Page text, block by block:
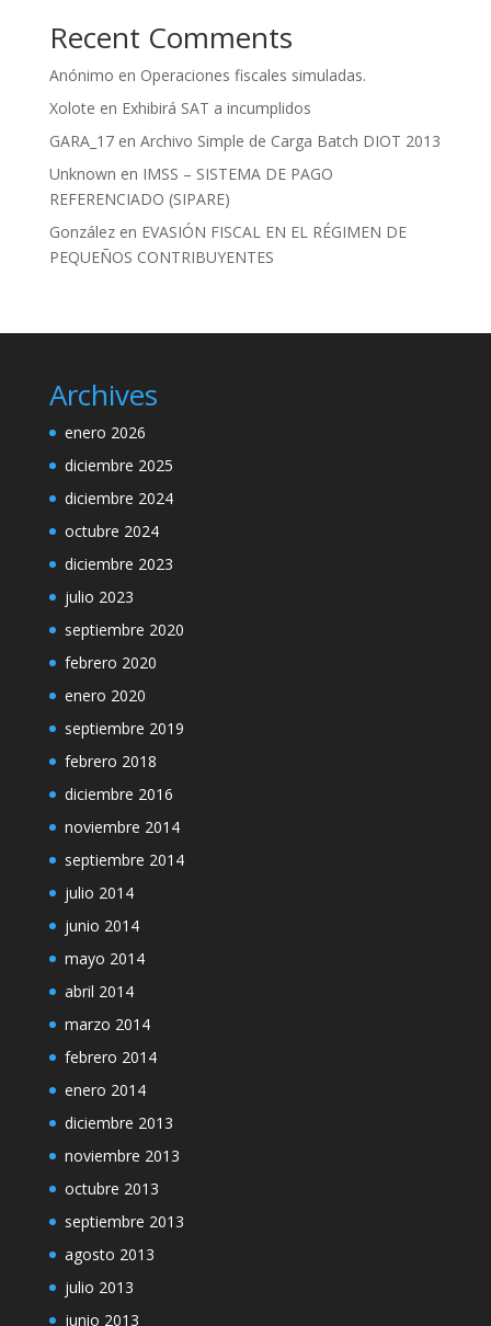
Recent Comments
Anónimo en Operaciones fiscales simuladas.
Xolote en Exhibirá SAT a incumplidos
GARA_17en Archivo Simple de Carga Batch DIOT 2013
Unknown en IMSS – SISTEMA DE PAGO
REFERENCIADO (SIPARE)
Gonzálezen EVASIÓN FISCAL EN EL RÉGIMEN DE
PEQUEÑOS CONTRIBUYENTES
Archives
enero 2026
diciembre 2025
diciembre 2024
octubre 2024
diciembre 2023
julio 2023
septiembre 2020
febrero 2020
enero 2020
septiembre 2019
febrero 2018
diciembre 2016
noviembre 2014
septiembre 2014
julio 2014
junio 2014
mayo 2014
abril 2014
marzo 2014
febrero 2014
enero 2014
diciembre 2013
noviembre 2013
octubre 2013
septiembre 2013
agosto 2013
julio 2013
junio 2013